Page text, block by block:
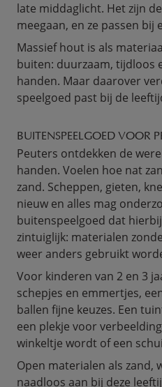
late middaglicht. Het zijn
meegaan, en ze passen bij
Massief hout is als
buiten: duurzaam, tijdloos
handen. Maar daarover
speelgoed past bij de
BUITENSPEELGOED VOOR
Peuters ontdekken de
handen. Voelen hoe nat
zand. Scheppen, gieten,
nieuw en alles mag
buitenspeelgoed dat
zintuiglijk: materialen
weer anders gebruikt
Voor kinderen van 2 en 3
schepjes en emmertjes,
ballen fijne keuzes. Een
een plekje voor
winkeltje wordt of een
Open materialen als zand,
naadloos aan bij deze